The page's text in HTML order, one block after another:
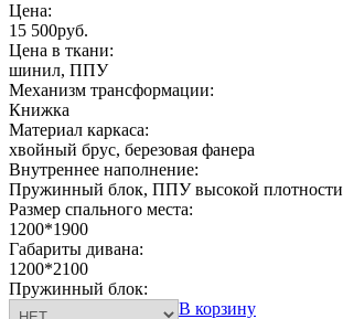
Цена:
15 500руб.
Цена в ткани:
шинил, ППУ
Механизм трансформации:
Книжка
Материал каркаса:
хвойный брус, березовая фанера
Внутреннее наполнение:
Пружинный блок, ППУ высокой плотности
Размер спального места:
1200*1900
Габариты дивана:
1200*2100
Пружинный блок:
В корзину